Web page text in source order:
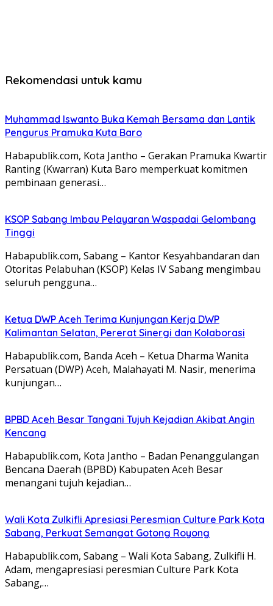
Rekomendasi untuk kamu
Muhammad Iswanto Buka Kemah Bersama dan Lantik
Pengurus Pramuka Kuta Baro
Habapublik.com, Kota Jantho – Gerakan Pramuka Kwartir
Ranting (Kwarran) Kuta Baro memperkuat komitmen
pembinaan generasi…
KSOP Sabang Imbau Pelayaran Waspadai Gelombang
Tinggi
Habapublik.com, Sabang – Kantor Kesyahbandaran dan
Otoritas Pelabuhan (KSOP) Kelas IV Sabang mengimbau
seluruh pengguna…
Ketua DWP Aceh Terima Kunjungan Kerja DWP
Kalimantan Selatan, Pererat Sinergi dan Kolaborasi
Habapublik.com, Banda Aceh – Ketua Dharma Wanita
Persatuan (DWP) Aceh, Malahayati M. Nasir, menerima
kunjungan…
BPBD Aceh Besar Tangani Tujuh Kejadian Akibat Angin
Kencang
Habapublik.com, Kota Jantho – Badan Penanggulangan
Bencana Daerah (BPBD) Kabupaten Aceh Besar
menangani tujuh kejadian…
Wali Kota Zulkifli Apresiasi Peresmian Culture Park Kota
Sabang, Perkuat Semangat Gotong Royong
Habapublik.com, Sabang – Wali Kota Sabang, Zulkifli H.
Adam, mengapresiasi peresmian Culture Park Kota
Sabang,…